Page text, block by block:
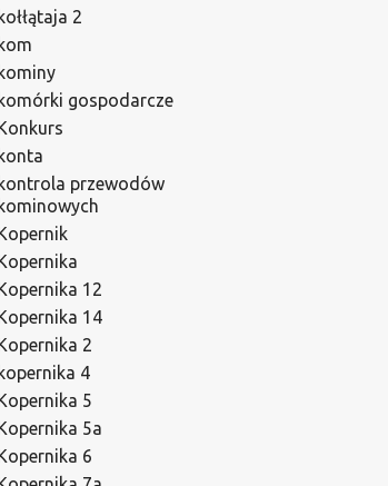
kołłątaja 2
kom
kominy
komórki gospodarcze
konta
kontrola przewodów
kominowych
12
14
2
kopernika 4
5
5a
6